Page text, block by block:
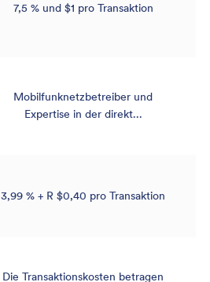
7,5 % und $1 pro Transaktion
Mobilfunknetzbetreiber und
Expertise in der direkt...
3,99 % + R $0,40 pro Transaktion
Die Transaktionskosten betragen